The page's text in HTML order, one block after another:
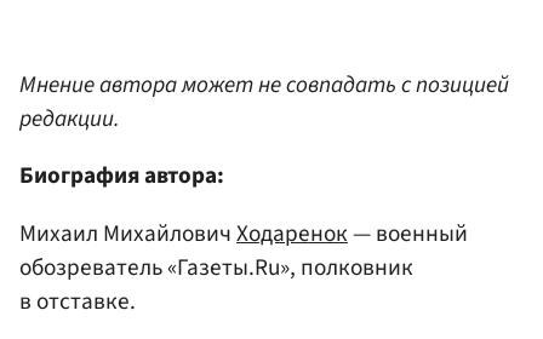
Мнение автора может не совпадать с позицией
редакции.
Биография автора:
Михаил МихайловичХодаренок— военный
обозреватель «Газеты.Ru», полковник
в отставке.